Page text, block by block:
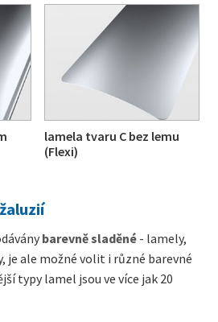
lamela tvaru C bez lemu
(Flexi)
barevně sladěné - lamely,
je ale možné volit i různé barevné
typy lamel jsou ve více jak 20